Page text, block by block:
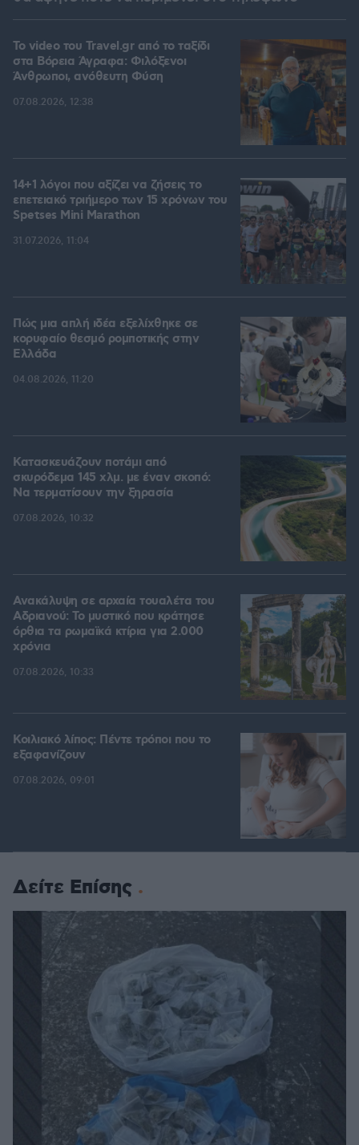
To video του Travel.gr από το ταξίδι
στα Βόρεια Άγραφα: Φιλόξενοι
Άνθρωποι, ανόθευτη Φύση
07.08.2026, 12:38
14+1 λόγοι που αξίζει να ζήσεις το
επετειακό τριήμερο των 15 χρόνων του
Spetses Mini Marathon
31.07.2026, 11:04
Πώς μια απλή ιδέα εξελίχθηκε σε
κορυφαίο θεσμό ρομποτικής στην
Ελλάδα
04.08.2026, 11:20
Κατασκευάζουν ποτάμι από
σκυρόδεμα 145 χλμ. με έναν σκοπό:
Να τερματίσουν την ξηρασία
07.08.2026, 10:32
Ανακάλυψη σε αρχαία τουαλέτα του
Αδριανού: Το μυστικό που κράτησε
όρθια τα ρωμαϊκά κτίρια για 2.000
χρόνια
07.08.2026, 10:33
Κοιλιακό λίπος: Πέντε τρόποι που το
εξαφανίζουν
07.08.2026, 09:01
Δείτε Επίσης